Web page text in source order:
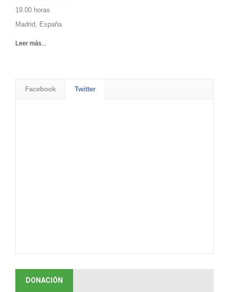
19.00 horas
Madrid, España
Leer más...
Facebook Twitter
DONACIÓN